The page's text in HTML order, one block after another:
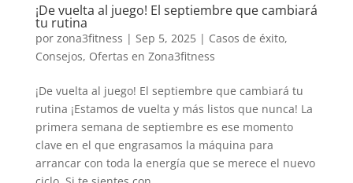
¡De vuelta al juego! El septiembre que cambiará
tu rutina
por zona3fitness | Sep 5, 2025| Casos de éxito,
Consejos, Ofertas en Zona3fitness
¡De vuelta al juego! El septiembre que cambiará tu
rutina ¡Estamos de vuelta y más listos que nunca! La
primera semana de septiembre es ese momento
clave en el que engrasamos la máquina para
arrancar con toda la energía que se merece el nuevo